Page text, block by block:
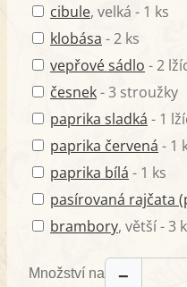
cibule, velká - 1 ks
klobása - 2 ks
vepřové sádlo - 2
česnek- 3 stroužky
paprika sladká - 1
paprika červená - 1
paprika bílá - 1 ks
pasírovaná rajčata
brambory, větší - 3
Množství na −